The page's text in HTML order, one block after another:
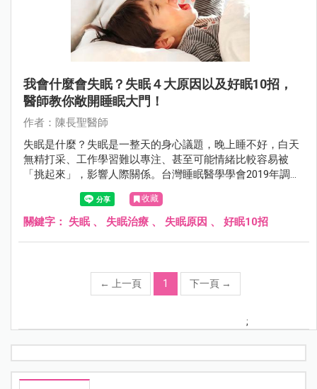
我會什麼會失眠？失眠４大原因以及好眠10招，
醫師教你敞開睡眠大門！
作者：陳長聖醫師
失眠是什麼？失眠是一整天的身心議題，晚上睡不好，白天
無精打采、工作學習難以專注、甚至可能情緒比較容易被
「挑起來」，影響人際關係。台灣睡眠醫學學會2019年調查
發現，全台慢性失眠症盛行率為10.7％。
收藏
關鍵字： 失眠、 失眠治療 、 失眠原因 、 好眠10招
← 上一頁 1 下一頁 →
;